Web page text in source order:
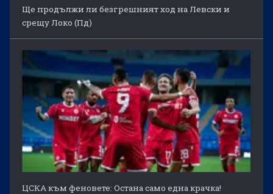
Ще продължи ли безгрешният ход на Левски и
срещу Локо (Пд)
ЦСКА към феновете: Остана само една крачка!